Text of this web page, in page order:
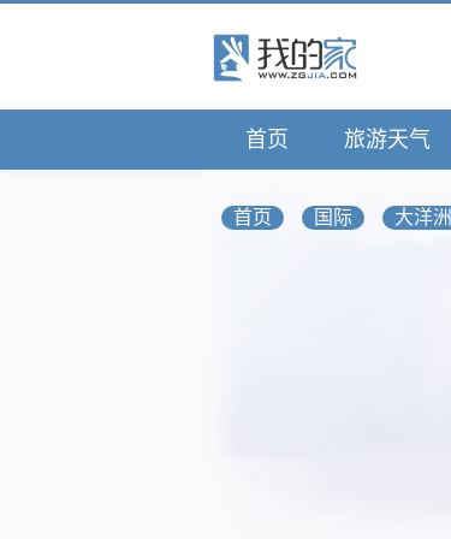
首页 旅游天气
首页 国际 大洋洲